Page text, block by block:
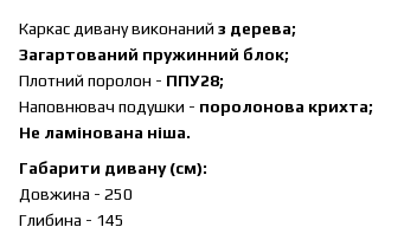
Каркас дивану виконаний з дерева;
Загартований пружинний блок;
Плотний поролон - ППУ28;
Наповнювач подушки - поролонова крихта;
Не ламінована ніша.
Габарити дивану (см):
Довжина - 250
Глибина - 145